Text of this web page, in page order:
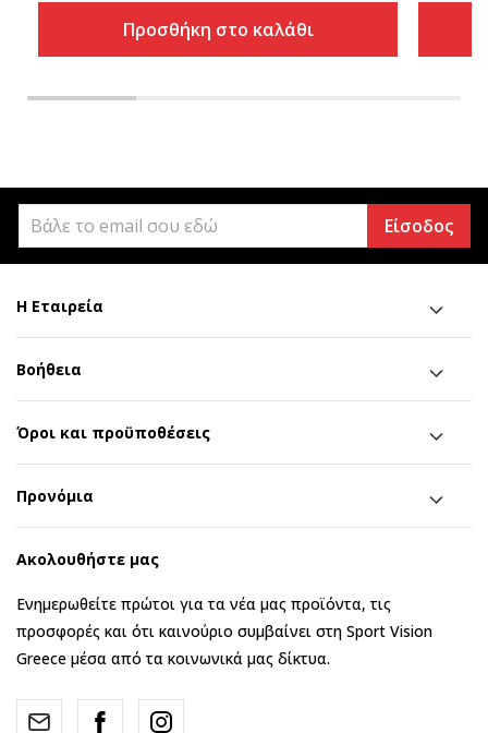
Προσθήκη στο καλάθι
Είσοδος
Η Εταιρεία
Βοήθεια
Όροι και προϋποθέσεις
Προνόμια
Ακολουθήστε μας
Ενημερωθείτε πρώτοι για τα νέα μας προϊόντα, τις
προσφορές και ότι καινούριο συμβαίνει στη Sport Vision
Greece μέσα από τα κοινωνικά μας δίκτυα.